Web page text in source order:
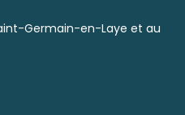
Germain-en-Laye et au